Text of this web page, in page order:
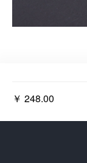
￥ 248.00